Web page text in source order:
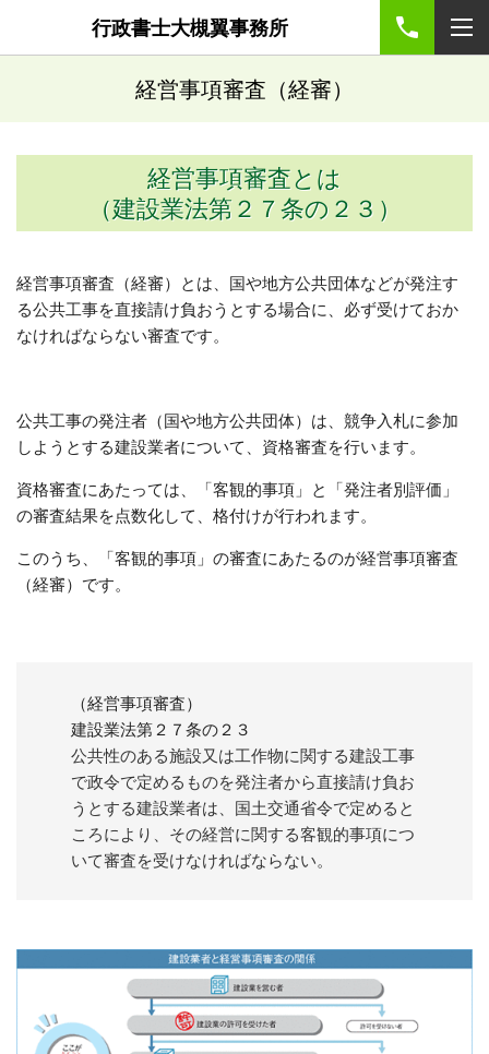
行政書士大槻翼事務所
経営事項審査（経審）
経営事項審査とは
（建設業法第２７条の２３）
経営事項審査（経審）とは、国や地方公共団体などが発注す
る公共工事を直接請け負おうとする場合に、必ず受けておか
なければならない審査です。
公共工事の発注者（国や地方公共団体）は、競争入札に参加
しようとする建設業者について、資格審査を行います。
資格審査にあたっては、「客観的事項」と「発注者別評価」
の審査結果を点数化して、格付けが行われます。
このうち、「客観的事項」の審査にあたるのが経営事項審査
（経審）です。
（経営事項審査）
建設業法第２７条の２３
公共性のある施設又は工作物に関する建設工事
で政令で定めるものを発注者から直接請け負お
うとする建設業者は、国土交通省令で定めると
ころにより、その経営に関する客観的事項につ
いて審査を受けなければならない。